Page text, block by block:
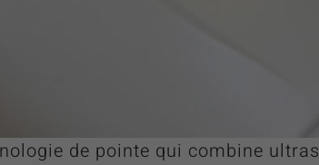
de pointe qui combine